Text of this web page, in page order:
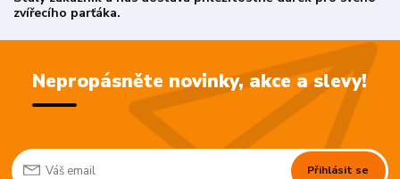
zvířecího parťáka.
Nepropásněte novinky, akce a slevy!
Přihlásit se